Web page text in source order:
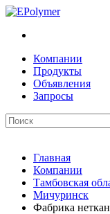
Компании
Продукты
Объявления
Запросы
Главная
Компании
Тамбовская
Мичуринск
Фабрика